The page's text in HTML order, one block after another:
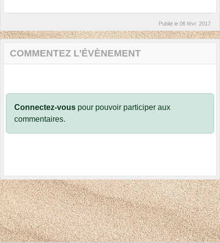
Publié le 06 févr. 2017
COMMENTEZ L’ÉVÈNEMENT
Connectez-vous pour pouvoir participer aux
commentaires.